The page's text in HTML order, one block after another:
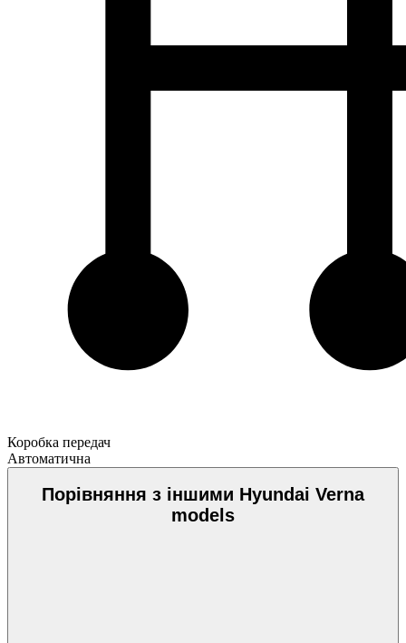
Коробка передач
Автоматична
Порівняння з іншими Hyundai Verna
models